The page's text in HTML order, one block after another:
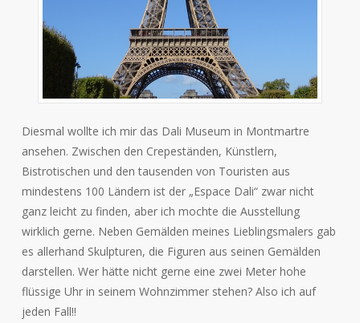
Diesmal wollte ich mir das Dali Museum in Montmartre
ansehen. Zwischen den Crepeständen, Künstlern,
Bistrotischen und den tausenden von Touristen aus
mindestens 100 Ländern ist der „Espace Dali“ zwar nicht
ganz leicht zu finden, aber ich mochte die Ausstellung
wirklich gerne. Neben Gemälden meines Lieblingsmalers gab
es allerhand Skulpturen, die Figuren aus seinen Gemälden
darstellen. Wer hätte nicht gerne eine zwei Meter hohe
flüssige Uhr in seinem Wohnzimmer stehen? Also ich auf
jeden Fall!!